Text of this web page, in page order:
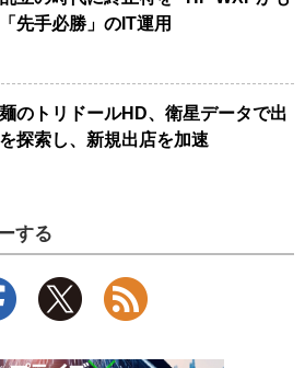
先手必勝」のIT運用
のトリドールHD、衛星データで出
探索し、新規出店を加速
する